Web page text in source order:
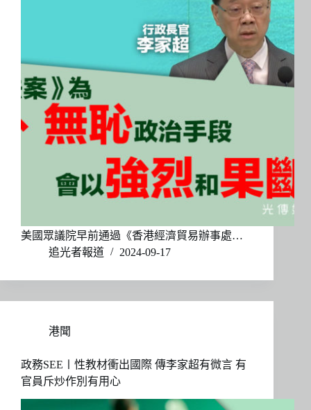
美國眾議院早前通過《香港經濟貿易辦事處…
追光者報道
2024-09-17
港聞
政務SEE〡性教材衝出國際 傳李家超有微言 有
官員斥炒作別有用心